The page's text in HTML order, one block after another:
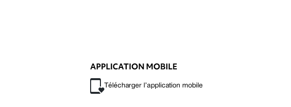
APPLICATION MOBILE
Télécharger l’application mobile